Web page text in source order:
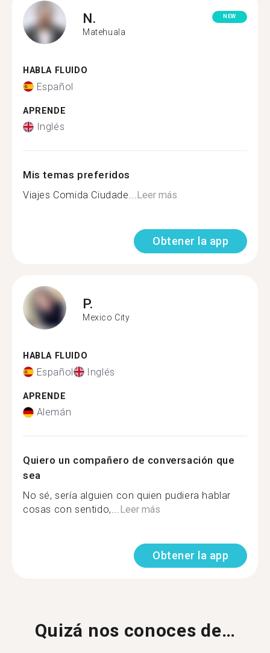
N.
Matehuala
NEW
HABLA FLUIDO
Español
APRENDE
Inglés
Mis temas preferidos
Viajes Comida Ciudade...Leer más
Obtener la app
P.
Mexico City
HABLA FLUIDO
Español Inglés
APRENDE
Alemán
Quiero un compañero de conversación que
sea
No sé, sería alguien con quien pudiera hablar
cosas con sentido,...Leer más
Obtener la app
Quizá nos conoces de…